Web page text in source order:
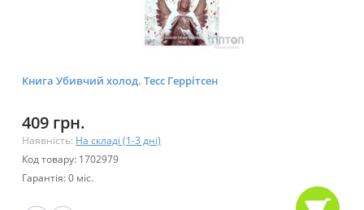
Книга Убивчий холод. Тесс Геррітсен
409 грн.
Наявність: На складі (1-3 дні)
Код товару: 1702979
Гарантія: 0 міс.